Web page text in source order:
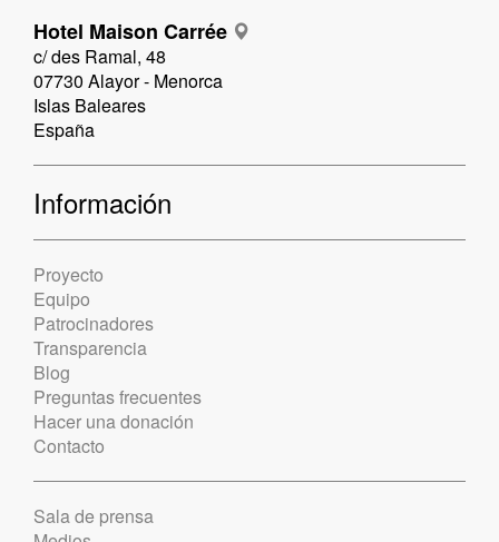
Hotel Maison Carrée
c/ des Ramal, 48
07730 Alayor - Menorca
Islas Baleares
España
Información
Proyecto
Equipo
Patrocinadores
Transparencia
Blog
Preguntas frecuentes
Hacer una donación
Contacto
Sala de prensa